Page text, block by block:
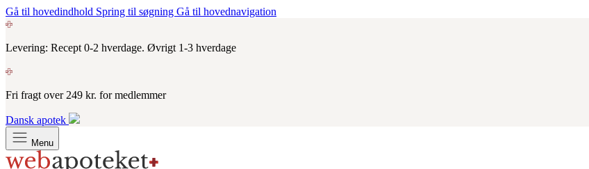
Gå til hovedindhold Spring til søgning Gå til hovednavigation
Levering: Recept 0-2 hverdage. Øvrigt 1-3 hverdage
Fri fragt over 249 kr. for medlemmer
Dansk apotek
Menu